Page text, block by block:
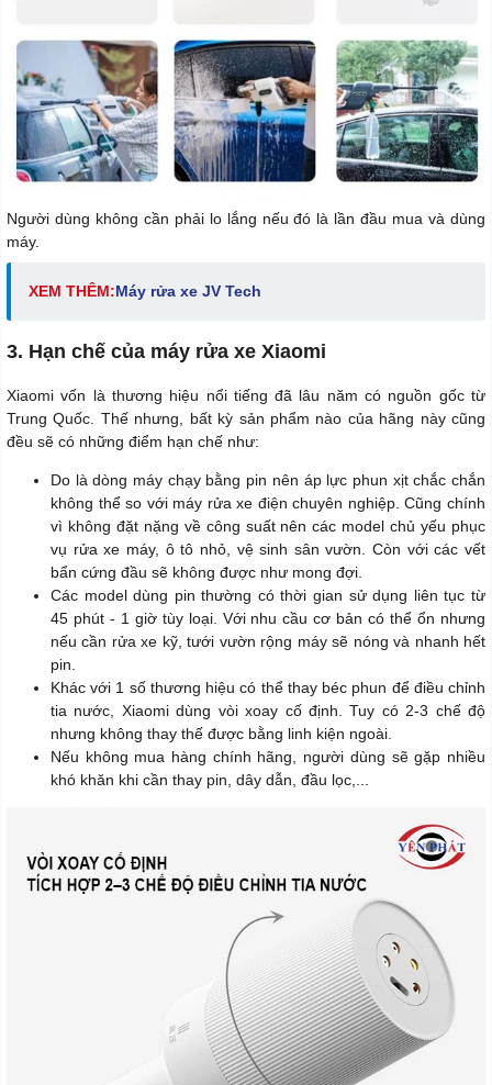
Người dùng không cần phải lo lắng nếu đó là lần đầu mua và dùng
máy.
XEM THÊM:Máy rửa xe JV Tech
3. Hạn chế của máy rửa xe Xiaomi
Xiaomi vốn là thương hiệu nổi tiếng đã lâu năm có nguồn gốc từ
Trung Quốc. Thế nhưng, bất kỳ sản phẩm nào của hãng này cũng
đều sẽ có những điểm hạn chế như:
Do là dòng máy chạy bằng pin nên áp lực phun xịt chắc chắn
không thể so với máy rửa xe điện chuyên nghiệp. Cũng chính
vì không đặt nặng về công suất nên các model chủ yếu phục
vụ rửa xe máy, ô tô nhỏ, vệ sinh sân vườn. Còn với các vết
bẩn cứng đầu sẽ không được như mong đợi.
Các model dùng pin thường có thời gian sử dụng liên tục từ
45 phút - 1 giờ tùy loại. Với nhu cầu cơ bản có thể ổn nhưng
nếu cần rửa xe kỹ, tưới vườn rộng máy sẽ nóng và nhanh hết
pin.
Khác với 1 số thương hiệu có thể thay béc phun để điều chỉnh
tia nước, Xiaomi dùng vòi xoay cố định. Tuy có 2-3 chế độ
nhưng không thay thế được bằng linh kiện ngoài.
Nếu không mua hàng chính hãng, người dùng sẽ gặp nhiều
khó khăn khi cần thay pin, dây dẫn, đầu lọc,...